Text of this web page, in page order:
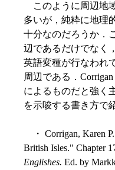
このように周辺地
多いが，純粋に地理
十分なのだろうか．
辺であるだけでなく
英語変種が行なわれ
周辺である．
によるものだと強く
を示唆する書き方で
・ Corrigan, Karen
British Isles." Chapter
Englishes. Ed. by